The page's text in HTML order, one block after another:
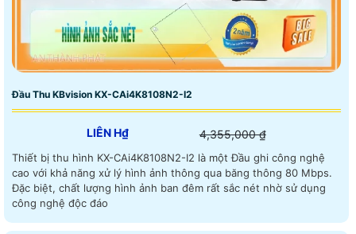
Đầu Thu KBvision KX-CAi4K8108N2-I2
LIÊN H₫ 4,355,000 ₫
Thiết bị thu hình KX-CAi4K8108N2-I2 là một Đầu ghi công nghệ
cao với khả năng xử lý hình ảnh thông qua băng thông 80 Mbps.
Đặc biệt, chất lượng hình ảnh ban đêm rất sắc nét nhờ sử dụng
công nghệ độc đáo